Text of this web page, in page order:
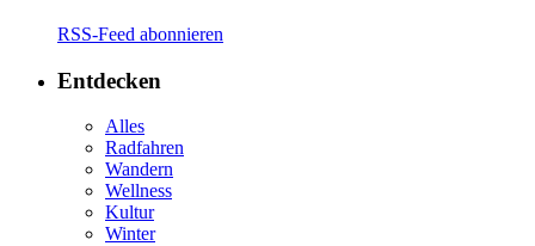
RSS-Feed abonnieren
Entdecken
Alles
Radfahren
Wandern
Wellness
Kultur
Winter